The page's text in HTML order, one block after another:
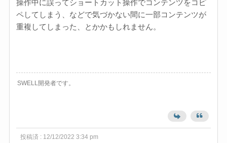
操作中に誤ってショートカット操作でコンテンツをコピ
ペしてしまう、などで気づかない間に一部コンテンツが
重複してしまった、とかかもしれません。
SWELL開発者です。
投稿済 : 12/12/2022 3:34 pm